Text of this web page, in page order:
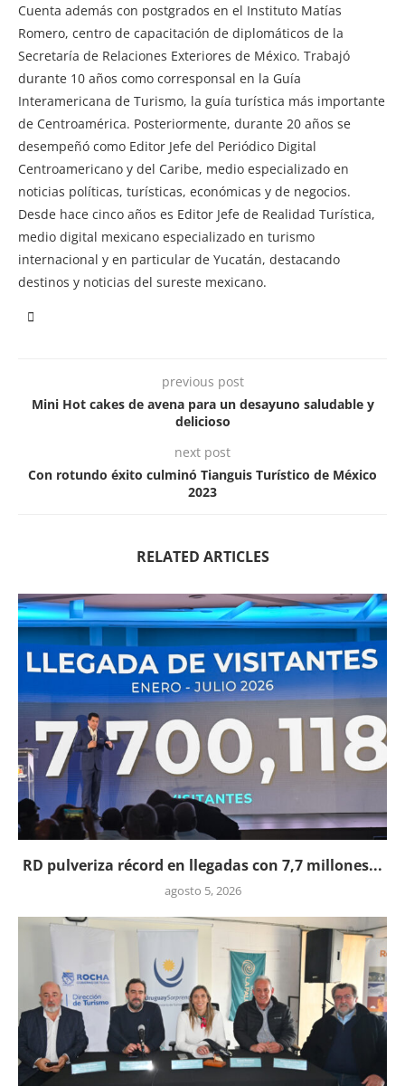
Cuenta además con postgrados en el Instituto Matías
Romero, centro de capacitación de diplomáticos de la
Secretaría de Relaciones Exteriores de México. Trabajó
durante 10 años como corresponsal en la Guía
Interamericana de Turismo, la guía turística más importante
de Centroamérica. Posteriormente, durante 20 años se
desempeñó como Editor Jefe del Periódico Digital
Centroamericano y del Caribe, medio especializado en
noticias políticas, turísticas, económicas y de negocios.
Desde hace cinco años es Editor Jefe de Realidad Turística,
medio digital mexicano especializado en turismo
internacional y en particular de Yucatán, destacando
destinos y noticias del sureste mexicano.
previous post
Mini Hot cakes de avena para un desayuno saludable y
delicioso
next post
Con rotundo éxito culminó Tianguis Turístico de México
2023
RELATED ARTICLES
RD pulveriza récord en llegadas con 7,7 millones...
agosto 5, 2026